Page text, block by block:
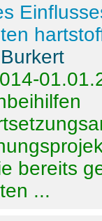
bereits
...